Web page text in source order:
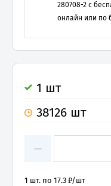
280708-2 с
онлайн или по
1 шт
38126 шт
−
1 шт. по 17.3 ₽/шт